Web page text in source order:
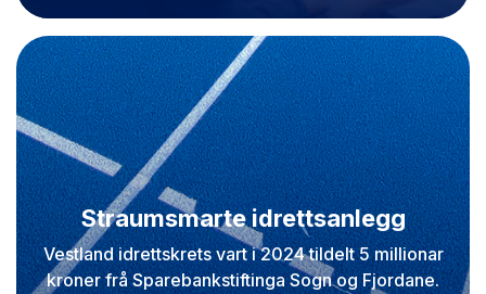
Straumsmarte idrettsanlegg
Vestland idrettskrets vart i 2024 tildelt 5 millionar
kroner frå Sparebankstiftinga Sogn og Fjordane.